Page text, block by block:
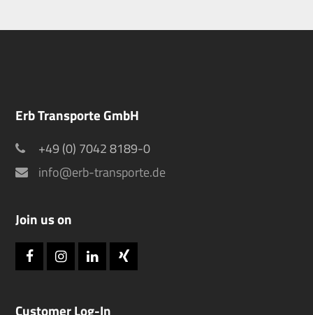
Erb Transporte GmbH
+49 (0) 7042 8189-0
info@erb-transporte.de
Join us on
FacebookInstagramLinkedInXing